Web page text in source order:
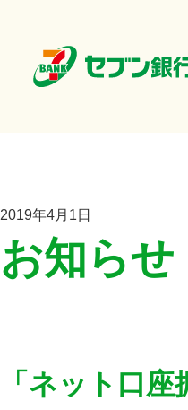
2019年4月1日
お知らせ
「ネット口